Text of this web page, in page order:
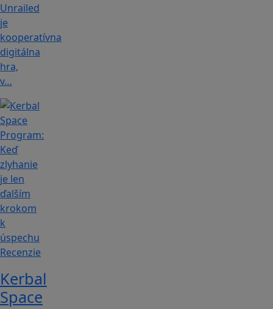
Unrailed
je
kooperatívna
digitálna
hra,
v…
Recenzie
Kerbal
Space